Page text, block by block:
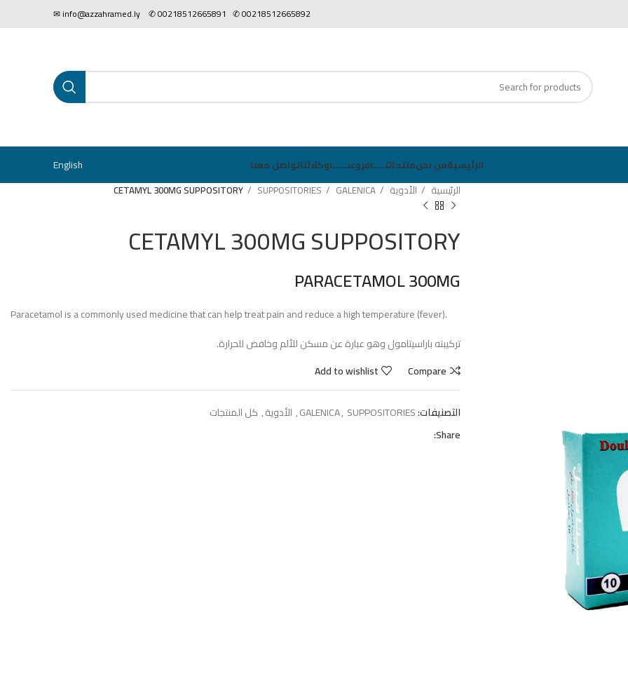
الرئيسيةمن نحنمنتجاتنــــافروعنـــــاوكلائناتواصل معنا English
الرئيسية الأدوية GALENICA
SUPPOSITORIES
CETAMYL 300MG SUPPOSITORY
CETAMYL 300MG SUPPOSITORY
PARACETAMOL 300MG
Paracetamol is a commonly used medicine that can help treat pain and reduce a high temperature (fever).
تركيبته باراسيتامول وهو عبارة عن مسكن للألم وخافض للحرارة.
Compare
Add to wishlist
التصنيفات: GALENICA, SUPPOSITORIES
, الأدوية, كل المنتجات
Share: